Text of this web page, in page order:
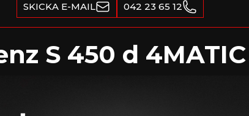
SKICKA E-MAIL 042 23 65 12
S 450 d